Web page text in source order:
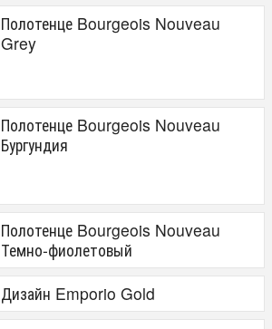
Полотенце Bourgeois Nouveau
Grey
Полотенце Bourgeois Nouveau
Бургундия
Полотенце Bourgeois Nouveau
Темно-фиолетовый
Дизайн Emporio Gold